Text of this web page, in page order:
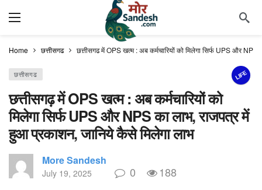
Home छत्तीसगढ छत्तीसगढ़ में OPS खत्म : अब कर्मचारियों को मिलेगा सिर्फ UPS और
LIFE
छत्तीसगढ
छत्तीसगढ़ में OPS खत्म : अब कर्मचारियों को
मिलेगा सिर्फ UPS और NPS का लाभ, राजपत्र में
हुआ प्रकाशन, जानिये कैसे मिलेगा लाभ
More Sandesh
July 19, 2025 0 188